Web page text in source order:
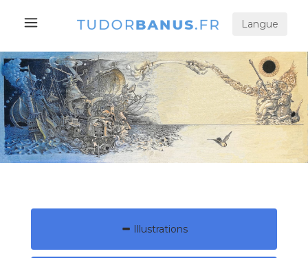
Langue
Illustrations